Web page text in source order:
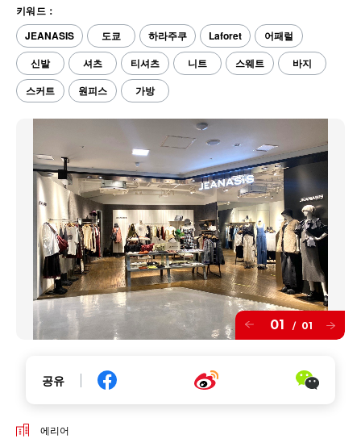
키워드：
JEANASIS
도쿄 하라주쿠 Laforet
어패럴
신발
셔츠 티셔츠 니트 스웨트
바지
스커트
원피스 가방
01 / 01
공유
에리어